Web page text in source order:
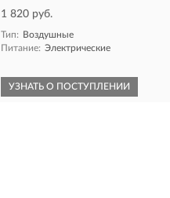
1 820 руб.
Тип: Воздушные
Питание: Электрические
УЗНАТЬ О ПОСТУПЛЕНИИ